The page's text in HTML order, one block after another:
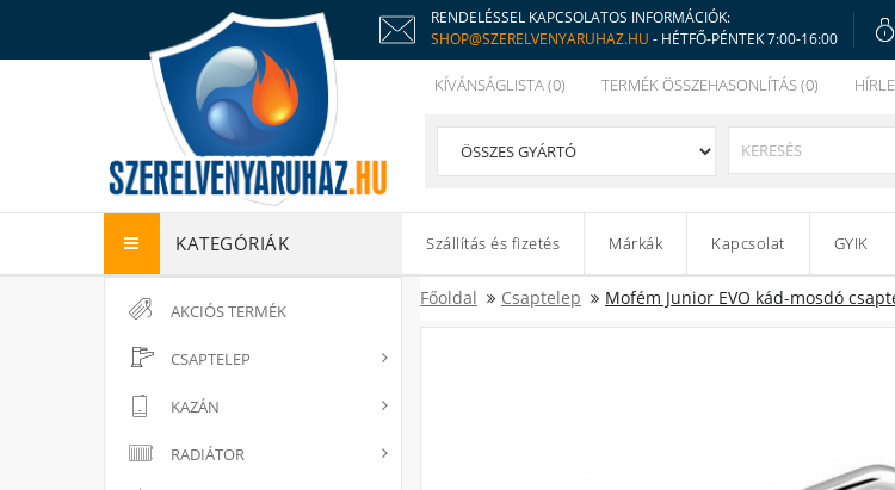
RENDELÉSSEL KAPCSOLATOS INFORMÁCIÓK:
SHOP@SZERELVENYARUHAZ.HU - HÉTFŐ-PÉNTEK 7:00-16:00
KÍVÁNSÁGLISTA (0) TERMÉK ÖSSZEHASONLÍTÁS (0)
KATEGÓRIÁK Szállítás és fizetés Márkák Kapcsolat GYIK
AKCIÓS TERMÉK
CSAPTELEP
KAZÁN
RADIÁTOR
Főoldal Csaptelep Mofém Junior EVO kád-mosdó